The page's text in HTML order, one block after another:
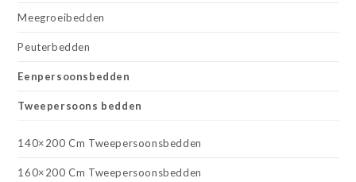
Meegroeibedden
Peuterbedden
Eenpersoonsbedden
Tweepersoons bedden
140×200 Cm Tweepersoonsbedden
160×200 Cm Tweepersoonsbedden